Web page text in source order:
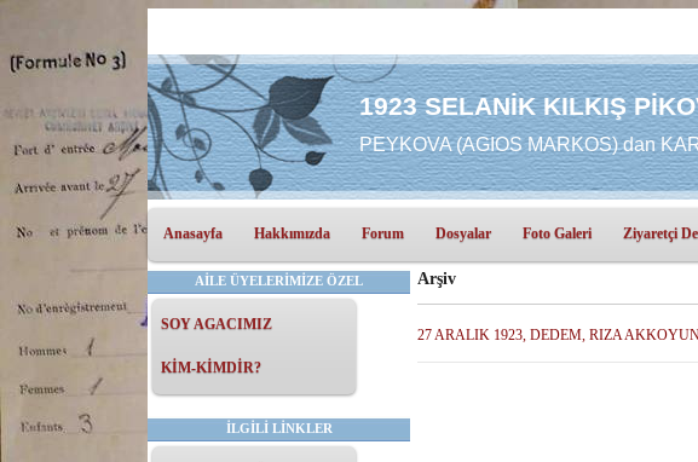
1923 SELANİK KILKIŞ
PEYKOVA (AGIOS MARKOS) dan
Anasayfa Hakkımızda Forum Dosyalar Foto Galeri Ziyaretçi
AİLE ÜYELERİMİZE ÖZEL
SOY AGACIMIZ
KİM-KİMDİR?
İLGİLİ LİNKLER
Arşiv
27 ARALIK 1923, DEDEM, RIZA